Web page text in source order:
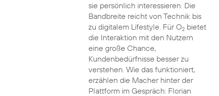
sie persönlich interessieren. Die
Bandbreite reicht von Technik bis
zu digitalem Lifestyle. Für O2bietet
die Interaktion mit den Nutzern
eine große Chance,
Kundenbedürfnisse besser zu
verstehen. Wie das funktioniert,
erzählen die Macher hinter der
Plattform im Gespräch: Florian